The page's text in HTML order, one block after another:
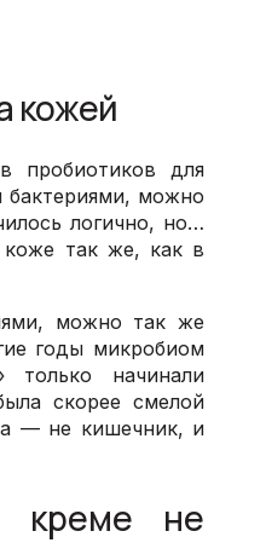
кожей
пробиотиков для
бактериями, можно
логично, но…
коже так же, как в
можно так же
годы микробиом
только начинали
скорее смелой
— не кишечник, и
креме не